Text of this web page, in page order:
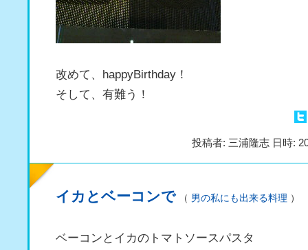
改めて、happyBirthday！
そして、有難う！
投稿者: 三浦隆志 日時:
イカとベーコンで（ 男の私にも出来る料理 ）
ベーコンとイカのトマトソースパスタ